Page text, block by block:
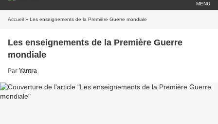
MENU
Accueil » Les enseignements de la Première Guerre mondiale
Les enseignements de la Première Guerre
mondiale
Par Yantra